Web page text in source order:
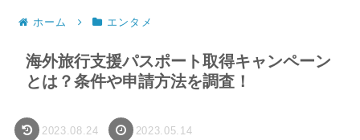
ホーム エンタメ
海外旅行支援パスポート取得キャンペーン
とは？条件や申請方法を調査！
2023.08.24 2023.05.14